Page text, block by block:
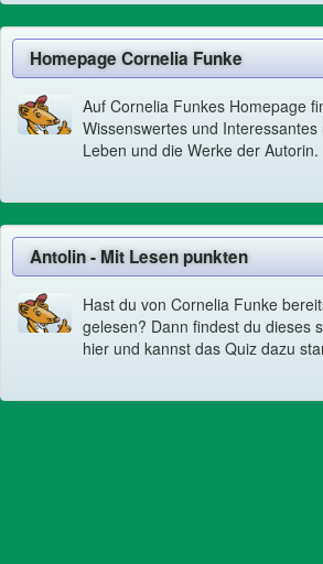
Homepage Cornelia Funke
Auf Cornelia Funkes Homepage
Wissenswertes und Interessantes
Leben und die Werke der Autorin.
Antolin - Mit Lesen punkten
Hast du von Cornelia Funke
gelesen? Dann findest du dieses
hier und kannst das Quiz dazu